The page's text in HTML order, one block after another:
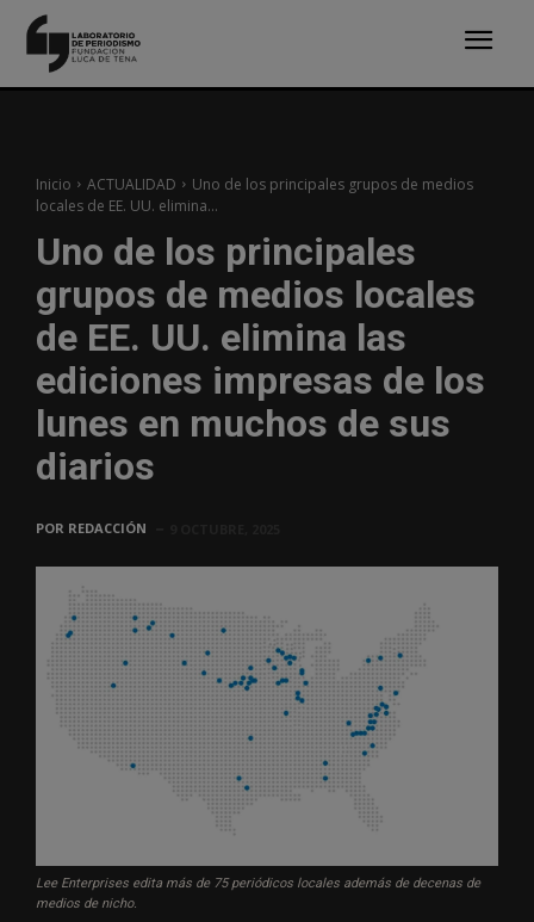
Inicio ACTUALIDAD
Uno de los principales grupos de medios
locales de EE. UU. elimina...
Uno de los principales
grupos de medios locales
de EE. UU. elimina las
ediciones impresas de los
lunes en muchos de sus
diarios
POR REDACCIÓN
Lee Enterprises edita más de 75 periódicos locales además de decenas de
medios de nicho.